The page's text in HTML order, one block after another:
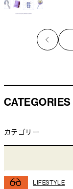
CATEGORIES
カテゴリー
LIFESTYLE